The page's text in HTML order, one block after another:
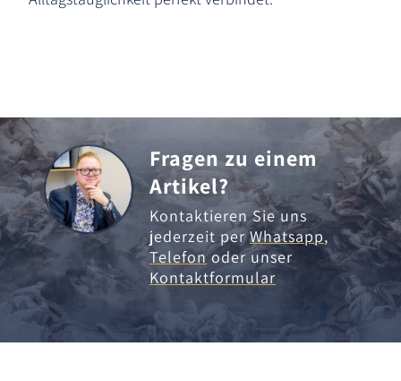
Fragen zu einem
Artikel?
Kontaktieren Sie uns
jederzeit perWhatsapp,
Telefonoder unser
Kontaktformular